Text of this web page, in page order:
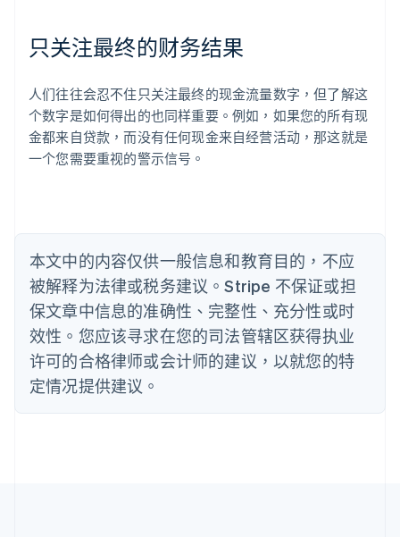
只关注最终的财务结果
人们往往会忍不住只关注最终的现金流量数字，但了解这
个数字是如何得出的也同样重要。例如，如果您的所有现
金都来自贷款，而没有任何现金来自经营活动，那这就是
一个您需要重视的警示信号。
本文中的内容仅供一般信息和教育目的，不应
被解释为法律或税务建议。Stripe 不保证或担
保文章中信息的准确性、完整性、充分性或时
效性。您应该寻求在您的司法管辖区获得执业
许可的合格律师或会计师的建议，以就您的特
定情况提供建议。
DeutschEnglish
澳大利亚
巴西
PortuguêsEnglish
保加利亚
English
比利时
丹麦
English
德国
DeutschEnglish
法国
Français English
芬兰
English Svenska
荷兰